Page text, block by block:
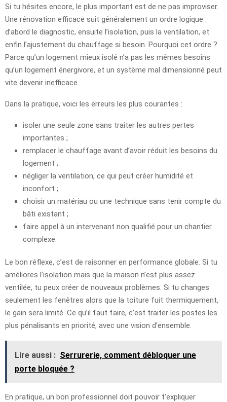
Si tu hésites encore, le plus important est de ne pas improviser.
Une rénovation efficace suit généralement un ordre logique :
d’abord le diagnostic, ensuite l’isolation, puis la ventilation, et
enfin l’ajustement du chauffage si besoin. Pourquoi cet ordre ?
Parce qu’un logement mieux isolé n’a pas les mêmes besoins
qu’un logement énergivore, et un système mal dimensionné peut
vite devenir inefficace.
Dans la pratique, voici les erreurs les plus courantes :
isoler une seule zone sans traiter les autres pertes
importantes ;
remplacer le chauffage avant d’avoir réduit les besoins du
logement ;
négliger la ventilation, ce qui peut créer humidité et
inconfort ;
choisir un matériau ou une technique sans tenir compte du
bâti existant ;
faire appel à un intervenant non qualifié pour un chantier
complexe.
Le bon réflexe, c’est de raisonner en performance globale. Si tu
améliores l’isolation mais que la maison n’est plus assez
ventilée, tu peux créer de nouveaux problèmes. Si tu changes
seulement les fenêtres alors que la toiture fuit thermiquement,
le gain sera limité. Ce qu’il faut faire, c’est traiter les postes les
plus pénalisants en priorité, avec une vision d’ensemble.
Lire aussi : Serrurerie, comment débloquer une
porte bloquée ?
En pratique, un bon professionnel doit pouvoir t’expliquer